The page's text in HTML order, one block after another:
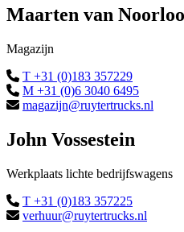
Maarten van
Magazijn
T +31 (0)183 357229
M +31 (0)6 3040 6495
magazijn@ruytertrucks.nl
John Vossestein
Werkplaats lichte bedrijfswagens
T +31 (0)183 357225
verhuur@ruytertrucks.nl